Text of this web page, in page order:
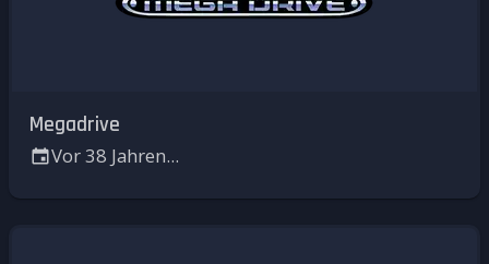
Megadrive
Vor 38 Jahren...